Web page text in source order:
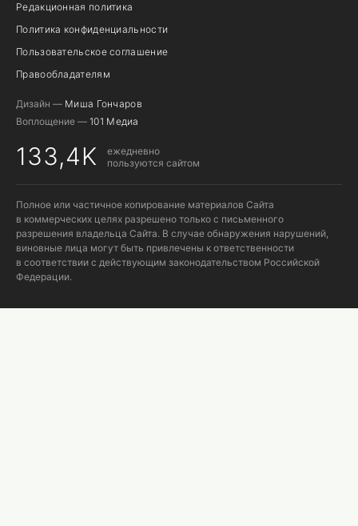
Редакционная политика
Политика конфиденциальности
Пользовательское соглашение
Правообладателям
Дизайн — Миша Гончаров
Воплощение — 101 Медиа
133,4K
ежедневно
пользуются сайтом
Полное или частичное копирование материалов Сайта
в коммерческих целях разрешено только с письменного
разрешения владельца Сайта. В случае обнаружения нарушений,
виновные лица могут быть привлечены к ответственности
в соответствии с действующим законодательством Российской
Федерации.